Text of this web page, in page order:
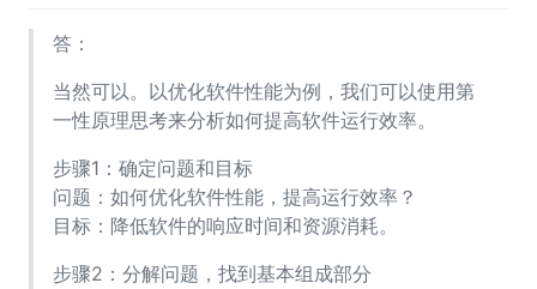
答：
当然可以。以优化软件性能为例，我们可以使用第
一性原理思考来分析如何提高软件运行效率。
步骤1：确定问题和目标
问题：如何优化软件性能，提高运行效率？
目标：降低软件的响应时间和资源消耗。
步骤2：分解问题，找到基本组成部分